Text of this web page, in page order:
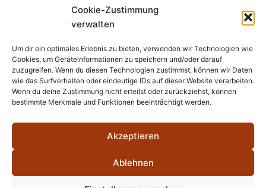
Cookie-Zustimmung
verwalten
Um dir ein optimales Erlebnis zu bieten, verwenden wir Technologien wie
Cookies, um Geräteinformationen zu speichern und/oder darauf
zuzugreifen. Wenn du diesen Technologien zustimmst, können wir Daten
wie das Surfverhalten oder eindeutige IDs auf dieser Website verarbeiten.
Wenn du deine Zustimmung nicht erteilst oder zurückziehst, können
bestimmte Merkmale und Funktionen beeinträchtigt werden.
Akzeptieren
Ablehnen
Folgen Sie uns auf unseren Social Media
Datenschutzerklärung